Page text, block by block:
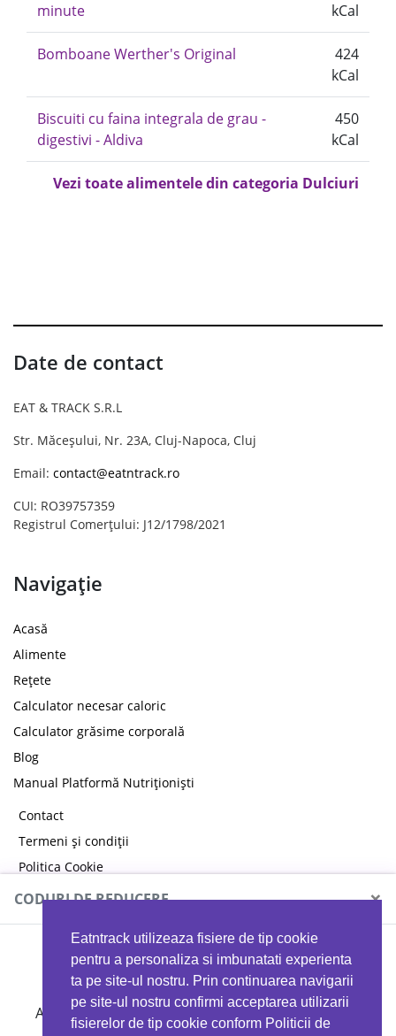
Eatntrack utilizeaza fisiere de tip cookie
pentru a personaliza si imbunatati experienta
ta pe site-ul nostru. Prin continuarea navigarii
pe site-ul nostru confirmi acceptarea utilizarii
fisierelor de tip cookie conform Politicii de
minute
kCal
Bomboane Werther's Original
424
kCal
Biscuiti cu faina integrala de grau -
digestivi - Aldiva
450
kCal
Vezi toate alimentele din categoria Dulciuri
Date de contact
EAT & TRACK S.R.L
Str. Măceșului, Nr. 23A, Cluj-Napoca, Cluj
Email: contact@eatntrack.ro
CUI: RO39757359
Registrul Comerțului: J12/1798/2021
Navigație
Acasă
Alimente
Rețete
Calculator necesar caloric
Calculator grăsime corporală
Blog
Manual Platformă Nutriționiști
Contact
Termeni și condiții
Politica Cookie
Politica de confidențialitate
CODURI DE REDUCERE ×
MYPROTEIN
Ai 40%reducere la orice comandă folosind codul